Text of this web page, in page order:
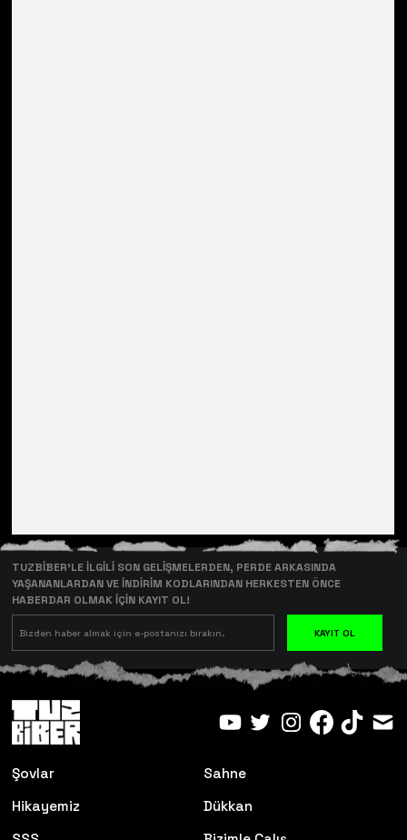
TUZBİBER’LE İLGİLİ SON GELİŞMELERDEN, PERDE ARKASINDA
YAŞANANLARDAN VE İNDİRİM KODLARINDAN HERKESTEN ÖNCE
HABERDAR OLMAK İÇİN KAYIT OL!
KAYIT OL
Şovlar
Sahne
Hikayemiz
Dükkan